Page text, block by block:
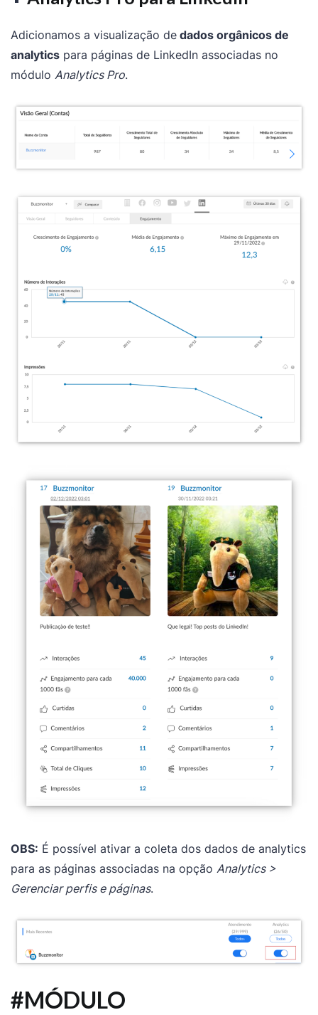
Adicionamos a visualização de dados orgânicos de
analytics para páginas de LinkedIn associadas no
módulo Analytics Pro.
OBS: É possível ativar a coleta dos dados de analytics
para as páginas associadas na opção Analytics >
Gerenciar perfis e páginas.
#MÓDULO